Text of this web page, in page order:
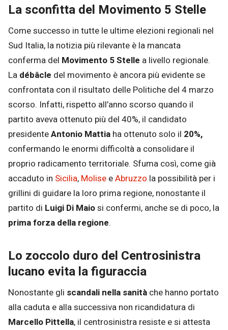
La sconfitta del Movimento 5 Stelle
Come successo in tutte le ultime elezioni regionali nel
Sud Italia, la notizia più rilevante è la mancata
conferma del Movimento 5 Stelle a livello regionale.
La débâcle del movimento è ancora più evidente se
confrontata con il risultato delle Politiche del 4 marzo
scorso. Infatti, rispetto all’anno scorso quando il
partito aveva ottenuto più del 40%, il candidato
presidenteAntonio Mattia ha ottenuto solo il 20%,
confermando le enormi difficoltà a consolidare il
proprio radicamento territoriale. Sfuma così, come già
accaduto in Sicilia, Molise eAbruzzo la possibilità per i
grillini di guidare la loro prima regione, nonostante il
partito di Luigi Di Maiosi confermi, anche se di poco, la
prima forza della regione.
Lo zoccolo duro del Centrosinistra
lucano evita la figuraccia
Nonostante gli scandali nella sanità che hanno portato
alla caduta e alla successiva non ricandidatura di
Marcello Pittella, il centrosinistra resiste e si attesta